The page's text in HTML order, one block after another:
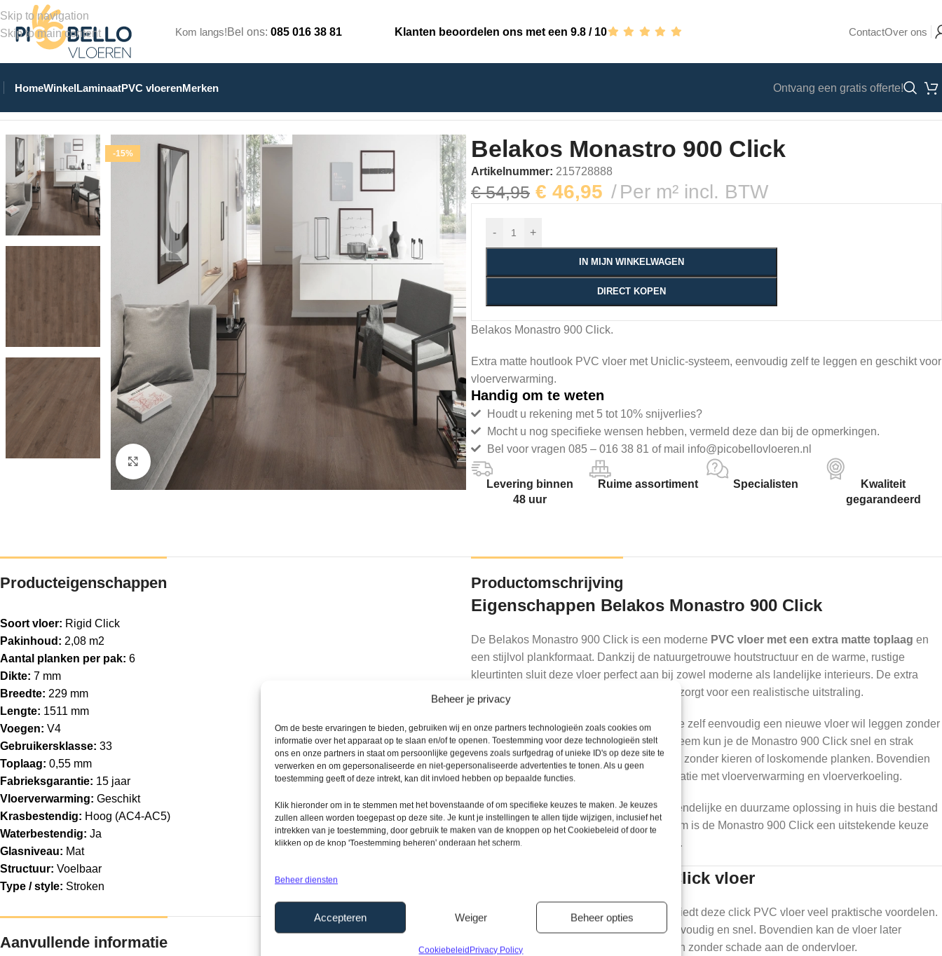
Beheer je privacy
Om de beste ervaringen te bieden, gebruiken wij en onze partners technologieën zoals cookies om
informatie over het apparaat op te slaan en/of te openen. Toestemming voor deze technologieën stelt
ons en onze partners in staat om persoonlijke gegevens zoals surfgedrag of unieke ID's op deze site te
verwerken en om gepersonaliseerde en niet-gepersonaliseerde advertenties te tonen. Als u geen
toestemming geeft of deze intrekt, kan dit invloed hebben op bepaalde functies.
Klik hieronder om in te stemmen met het bovenstaande of om specifieke keuzes te maken. Je keuzes
zullen alleen worden toegepast op deze site. Je kunt je instellingen te allen tijde wijzigen, inclusief het
intrekken van je toestemming, door gebruik te maken van de knoppen op het Cookiebeleid of door te
klikken op de knop 'Toestemming beheren' onderaan het scherm.
Beheer diensten
Accepteren Weiger Beheer opties
CookiebeleidPrivacy Policy
Skip to navigation
Skip to main content
Kom langs!Bel ons: 085 016 38 81 Klanten beoordelen ons met een 9.8 / 10 ContactOver ons
HomeWinkelLaminaatPVC vloerenMerken
Ontvang een gratis offerte!
-15%
Klik om te vergroten
Belakos Monastro 900 Click
Artikelnummer: 215728888
€54,95 € 46,95 Per m² incl. BTW
- +
IN MIJN WINKELWAGEN
DIRECT KOPEN
Belakos Monastro 900 Click.
Extra matte houtlook PVC vloer met Uniclic-systeem, eenvoudig zelf te leggen en geschikt voor
vloerverwarming.
Handig om te weten
Houdt u rekening met 5 tot 10% snijverlies?
Mocht u nog specifieke wensen hebben, vermeld deze dan bij de opmerkingen.
Bel voor vragen 085 – 016 38 81 of mail info@picobellovloeren.nl
Levering binnen
48 uur
Ruime assortiment Specialisten
Kwaliteit
gegarandeerd
Producteigenschappen
Soort vloer: Rigid Click
Pakinhoud: 2,08 m2
Aantal planken per pak: 6
Dikte: 7 mm
Breedte: 229 mm
Lengte: 1511 mm
Voegen: V4
Gebruikersklasse: 33
Toplaag: 0,55 mm
Fabrieksgarantie: 15 jaar
Vloerverwarming: Geschikt
Krasbestendig: Hoog (AC4-AC5)
Waterbestendig: Ja
Glasniveau: Mat
Structuur: Voelbaar
Type / style: Stroken
Aanvullende informatie
Productomschrijving
Eigenschappen Belakos Monastro 900 Click
De Belakos Monastro 900 Click is een moderne PVC vloer met een extra matte toplaag en
een stijlvol plankformaat. Dankzij de natuurgetrouwe houtstructuur en de warme, rustige
kleurtinten sluit deze vloer perfect aan bij zowel moderne als landelijke interieurs. De extra
matte finish voorkomt hinderlijke glans en zorgt voor een realistische uitstraling.
Deze click vloer is ideaal voor iedereen die zelf eenvoudig een nieuwe vloer wil leggen zonder
te lijmen. Dankzij het handige Uniclic-systeem kun je de Monastro 900 Click snel en strak
zwevend plaatsen. Hierdoor ligt hij stabiel, zonder kieren of loskomende planken. Bovendien
voelt hij comfortabel aan, vooral in combinatie met vloerverwarming en vloerverkoeling.
Met deze vloer haal je een onderhoudsvriendelijke en duurzame oplossing in huis die bestand
is tegen intensief dagelijks gebruik. Daarom is de Monastro 900 Click een uitstekende keuze
voor gezinnen met kinderen en huisdieren.
Voordelen Monastro 900 Click vloer
Naast de stijlvolle, extra matte uitstraling biedt deze click PVC vloer veel praktische voordelen.
Het Uniclic-systeem maakt het leggen eenvoudig en snel. Bovendien kan de vloer later
eenvoudig verwijderd of vervangen worden zonder schade aan de ondervloer.